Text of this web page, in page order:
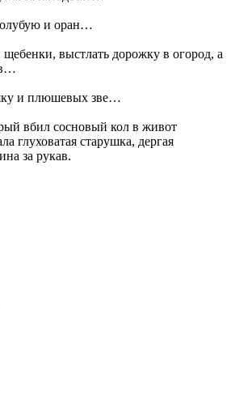
и оран…
выстлать дорожку в огород, а
и плюшевых зве…
вбил сосновый кол в живот
глуховатая старушка, дергая
за рукав.